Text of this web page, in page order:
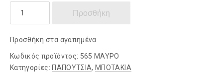
Μποτάκι
Μάυρο
ποσότητα
Προσθήκη
Προσθήκη στα αγαπημένα
Κωδικός προϊόντος: 565 ΜΑΥΡΟ
Κατηγορίες: ΠΑΠΟΥΤΣΙΑ, ΜΠΟΤΑΚΙΑ